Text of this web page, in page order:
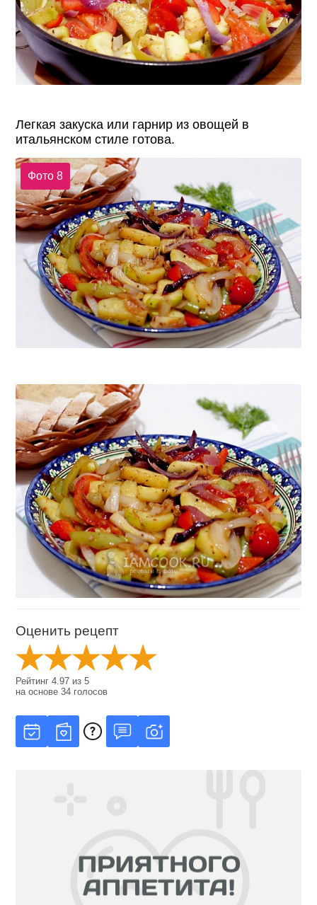
Легкая закуска или гарнир из овощей в
итальянском стиле готова.
Фото 8
Оценить рецепт
Рейтинг4.97 из5
на основе34 голосов